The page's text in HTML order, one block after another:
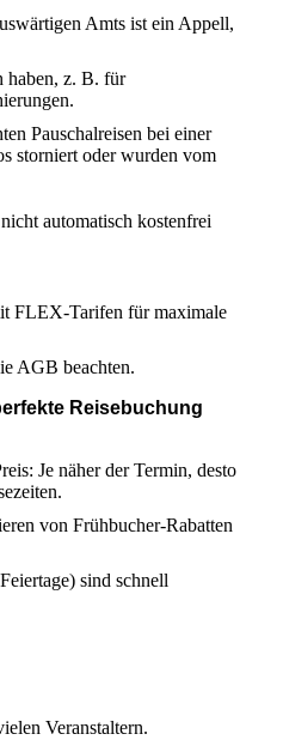
Amts ist ein Appell,
haben, z. B. für
Pauschalreisen bei einer
storniert oder wurden vom
automatisch kostenfrei
FLEX-Tarifen für maximale
AGB beachten.
Reisebuchung
Je näher der Termin, desto
von Frühbucher-Rabatten
sind schnell
Veranstaltern.